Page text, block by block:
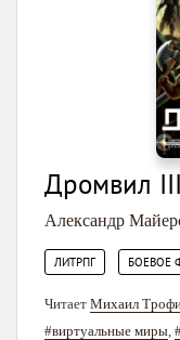
Дромвил
Александр
ЛИТРПГ БОЕВОЕ
Читает Михаил
#виртуальные миры